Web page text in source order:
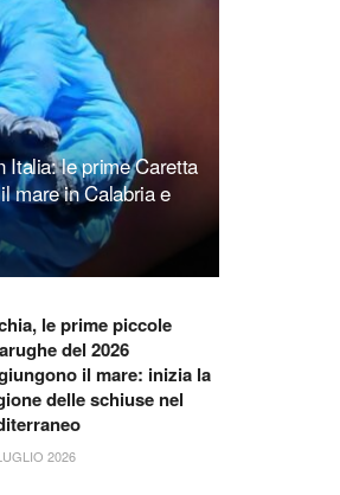
Italia: le prime Caretta
mare in Calabria e
le prime piccole
del 2026
il mare: inizia la
delle schiuse nel
2026